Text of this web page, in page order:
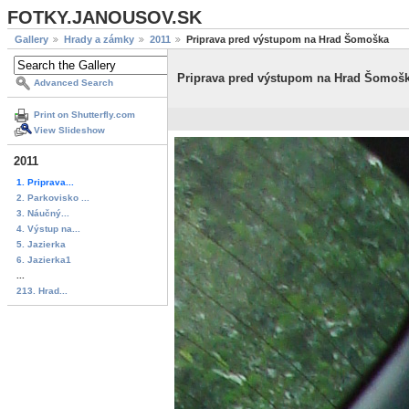
FOTKY.JANOUSOV.SK
Gallery Hrady a zámky 2011 Priprava pred výstupom na Hrad Šomoška
Advanced Search
Print on Shutterfly.com
View Slideshow
2011
1. Priprava...
2. Parkovisko ...
3. Náučný...
4. Výstup na...
5. Jazierka
6. Jazierka1
213. Hrad...
Priprava pred výstupom na Hrad